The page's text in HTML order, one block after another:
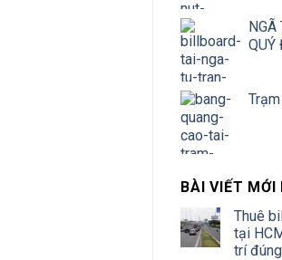
NGÃ
QUÝ
BÀI VIẾT MỚI
Thuê
tại
trí